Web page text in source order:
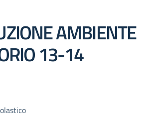
AMBIENTE
13-14